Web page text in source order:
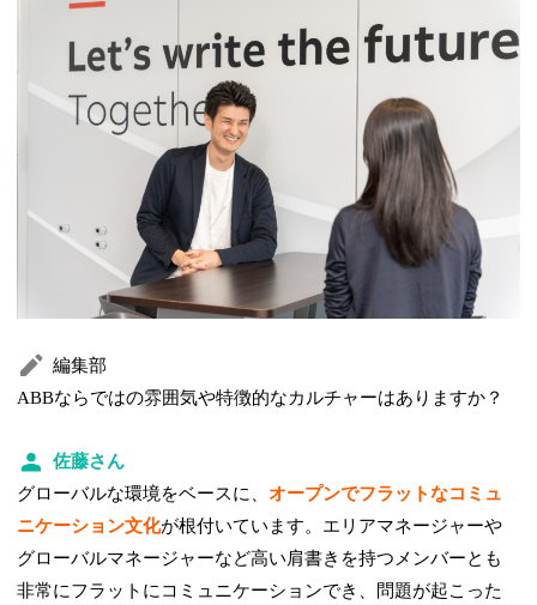
編集部
ABBならではの雰囲気や特徴的なカルチャーはありますか？
佐藤さん
グローバルな環境をベースに、オープンでフラットなコミュ
ニケーション文化が根付いています。エリアマネージャーや
グローバルマネージャーなど高い肩書きを持つメンバーとも
非常にフラットにコミュニケーションでき、問題が起こった